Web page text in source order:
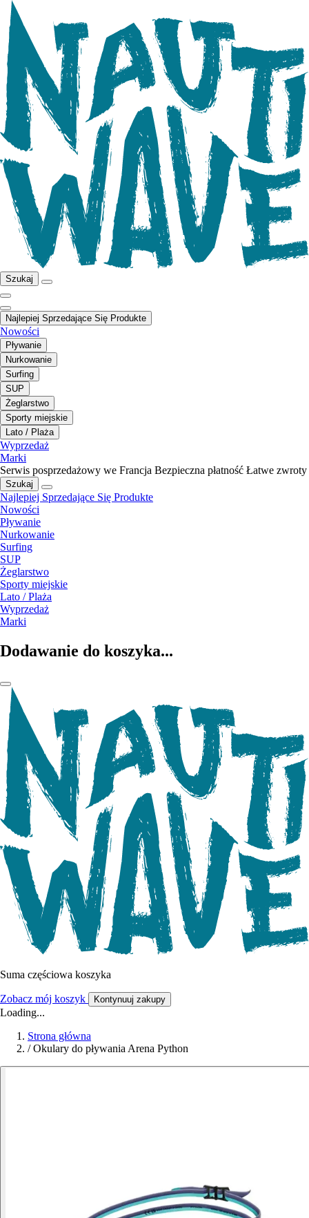
Szukaj
Najlepiej Sprzedające Się Produkte
Nowości
Pływanie
Nurkowanie
Surfing
SUP
Żeglarstwo
Sporty miejskie
Lato / Plaża
Wyprzedaż
Marki
Serwis posprzedażowy we Francja Bezpieczna płatność Łatwe zwroty
Szukaj
Najlepiej Sprzedające Się Produkte
Nowości
Pływanie
Nurkowanie
Surfing
SUP
Żeglarstwo
Sporty miejskie
Lato / Plaża
Wyprzedaż
Marki
Dodawanie do koszyka...
Suma częściowa koszyka
Zobacz mój koszyk Kontynuuj zakupy
Loading...
Strona główna
/ Okulary do pływania Arena Python